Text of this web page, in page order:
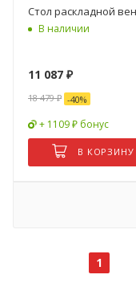
Стол раскладной
В наличии
11 087 ₽
18 479₽ -40%
+ 1109 ₽ бонус
В КОРЗИНУ
1